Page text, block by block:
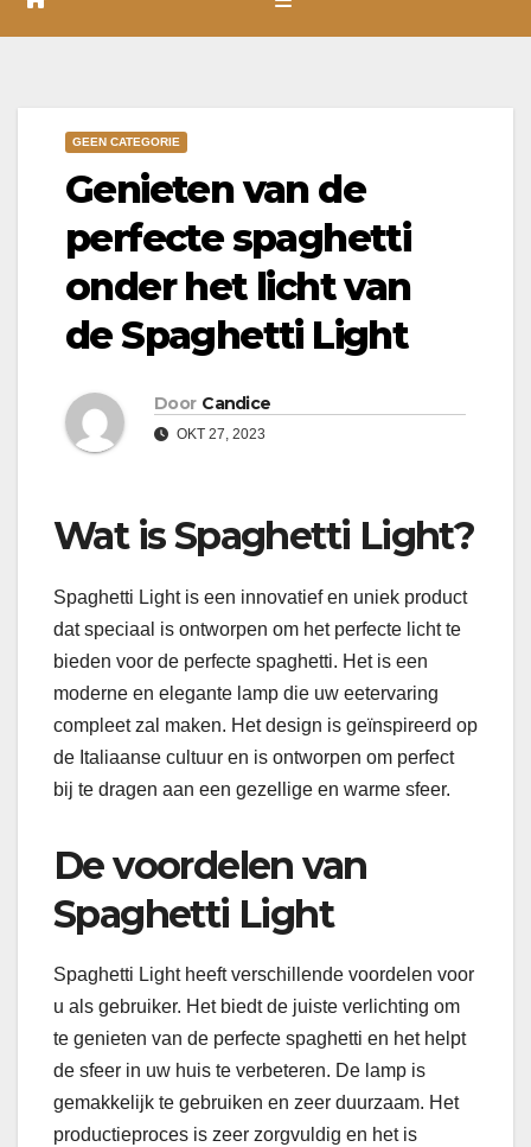
GEEN CATEGORIE
Genieten van de
perfecte spaghetti
onder het licht van
de Spaghetti Light
Door Candice
OKT 27, 2023
Wat is Spaghetti Light?
Spaghetti Light is een innovatief en uniek product
dat speciaal is ontworpen om het perfecte licht te
bieden voor de perfecte spaghetti. Het is een
moderne en elegante lamp die uw eetervaring
compleet zal maken. Het design is geïnspireerd op
de Italiaanse cultuur en is ontworpen om perfect
bij te dragen aan een gezellige en warme sfeer.
De voordelen van
Spaghetti Light
Spaghetti Light heeft verschillende voordelen voor
u als gebruiker. Het biedt de juiste verlichting om
te genieten van de perfecte spaghetti en het helpt
de sfeer in uw huis te verbeteren. De lamp is
gemakkelijk te gebruiken en zeer duurzaam. Het
productieproces is zeer zorgvuldig en het is